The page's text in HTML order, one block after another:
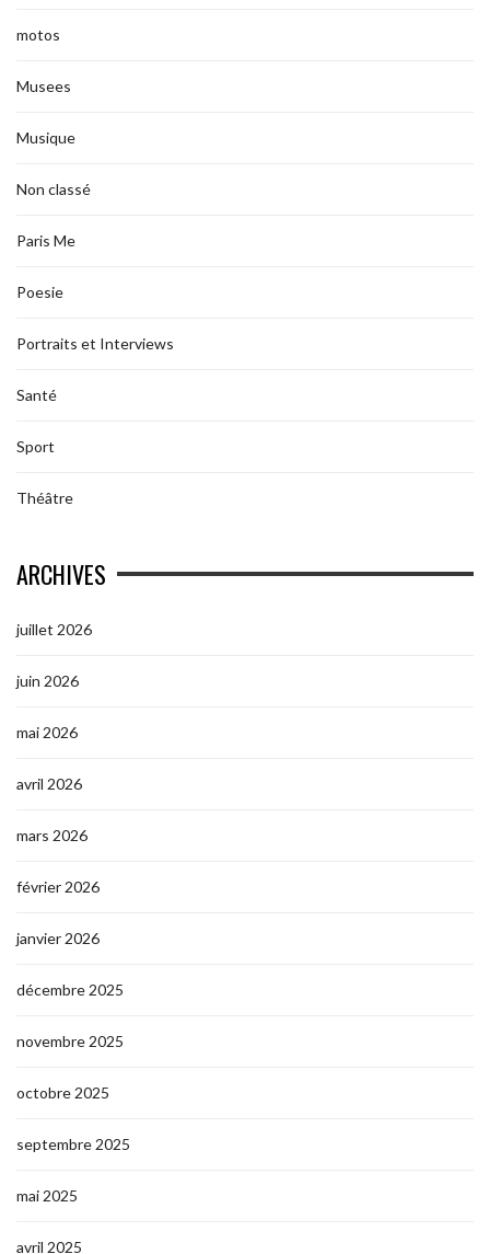
motos
Musees
Musique
Non classé
Paris Me
Poesie
Portraits et Interviews
Santé
Sport
Théâtre
ARCHIVES
juillet 2026
juin 2026
mai 2026
avril 2026
mars 2026
février 2026
janvier 2026
décembre 2025
novembre 2025
octobre 2025
septembre 2025
mai 2025
avril 2025